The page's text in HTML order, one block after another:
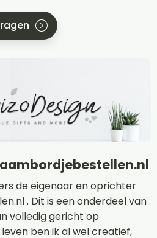
de eigenaar en oprichter
. Dit is een onderdeel van
volledig gericht op
ben ik al wel creatief,